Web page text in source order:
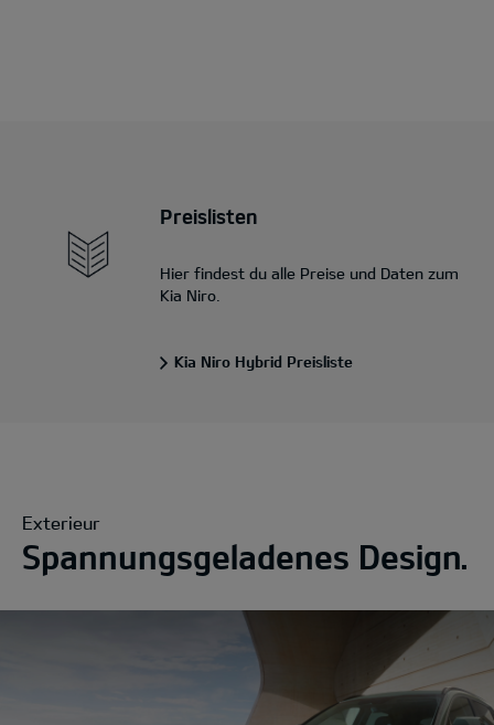
Preislisten
Hier findest du alle Preise und Daten zum
Kia Niro.
Kia Niro Hybrid Preisliste
Exterieur
Spannungsgeladenes Design.